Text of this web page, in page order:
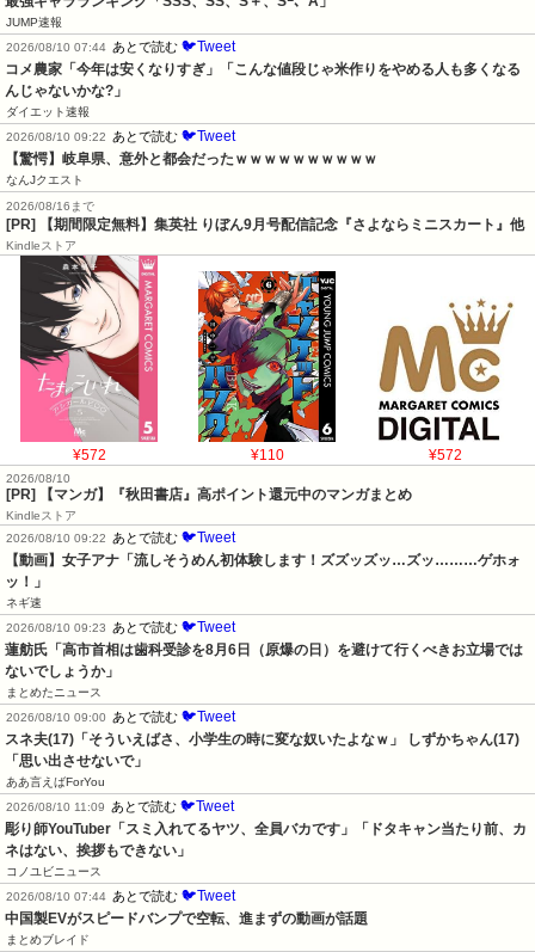
JUMP速報
2026/08/10 07:44 あとで読む 🐦Tweet
コメ農家「今年は安くなりすぎ」「こんな値段じゃ米作りをやめる人も多くなる
んじゃないかな?」
ダイエット速報
2026/08/10 09:22
あとで読む 🐦Tweet
【驚愕】岐阜県、意外と都会だったｗｗｗｗｗｗｗｗｗｗ
なんJクエスト
2026/08/16まで
[PR] 【期間限定無料】集英社 りぼん9月号配信記念『さよならミニスカート』他
Kindleストア
¥572 ¥110 ¥572
2026/08/10
[PR] 【マンガ】『秋田書店』高ポイント還元中のマンガまとめ
Kindleストア
2026/08/10 09:22 あとで読む 🐦Tweet
【動画】女子アナ「流しそうめん初体験します！ズズッズッ…ズッ………ゲホォ
ッ！」
ネギ速
2026/08/10 09:23 あとで読む 🐦Tweet
蓮舫氏「高市首相は歯科受診を8月6日（原爆の日）を避けて行くべきお立場では
ないでしょうか」
まとめたニュース
2026/08/10 09:00 あとで読む 🐦Tweet
スネ夫(17)「そういえばさ、小学生の時に変な奴いたよなｗ」 しずかちゃん(17)
「思い出させないで」
ああ言えばForYou
2026/08/10 11:09 あとで読む 🐦Tweet
彫り師YouTuber「スミ入れてるヤツ、全員バカです」「ドタキャン当たり前、カ
ネはない、挨拶もできない」
コノユビニュース
2026/08/10 07:44 あとで読む 🐦Tweet
中国製EVがスピードバンプで空転、進まずの動画が話題
まとめブレイド